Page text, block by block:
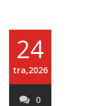
24
tra,2026
0